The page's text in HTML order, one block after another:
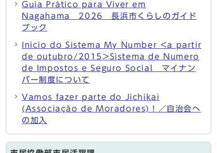
Guia Prático para Viver em
Nagahama 2026 長浜市くらしのガイド
ブック
Inicio do Sistema My Number <a partir
de outubro/2015>Sistema de Numero
de Impostos e Seguro Social マイナン
バー制度について
Vamos fazer parte do Jichikai
(Associação de Moradores)！／自治会へ
の加入